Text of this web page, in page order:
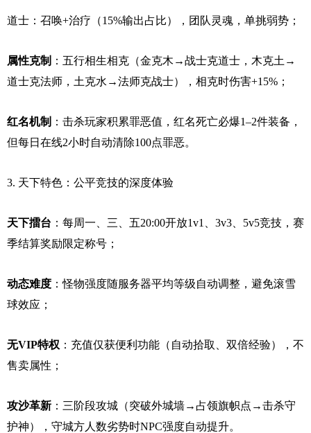
道士：召唤+治疗（15%输出占比），团队灵魂，单挑弱势；
属性克制 ：五行相生相克（金克木→战士克道士，木克土→
道士克法师，土克水→法师克战士），相克时伤害+15%；
红名机制 ：击杀玩家积累罪恶值，红名死亡必爆1–2件装备，
但每日在线2小时自动清除100点罪恶。
3. 天下特色：公平竞技的深度体验
天下擂台 ：每周一、三、五20:00开放1v1、3v3、5v5竞技，赛
季结算奖励限定称号；
动态难度 ：怪物强度随服务器平均等级自动调整，避免滚雪
球效应；
无VIP特权 ：充值仅获便利功能（自动拾取、双倍经验），不
售卖属性；
攻沙革新 ：三阶段攻城（突破外城墙→占领旗帜点→击杀守
护神），守城方人数劣势时NPC强度自动提升。